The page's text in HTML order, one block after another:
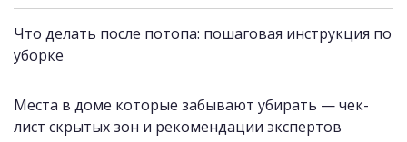
Что делать после потопа: пошаговая инструкция по
уборке
Места в доме которые забывают убирать — чек-
лист скрытых зон и рекомендации экспертов